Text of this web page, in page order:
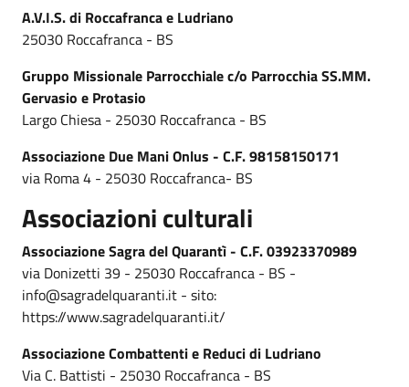
A.V.I.S. di Roccafranca e Ludriano
25030 Roccafranca - BS
Gruppo Missionale Parrocchiale c/o Parrocchia SS.MM.
Gervasio e Protasio
Largo Chiesa - 25030 Roccafranca - BS
Associazione Due Mani Onlus - C.F. 98158150171
via Roma 4 - 25030 Roccafranca- BS
Associazioni culturali
Associazione Sagra del Quarantì - C.F. 03923370989
via Donizetti 39 - 25030 Roccafranca - BS -
info@sagradelquaranti.it - sito:
https://www.sagradelquaranti.it/
Associazione Combattenti e Reduci di Ludriano
Via C. Battisti - 25030 Roccafranca - BS